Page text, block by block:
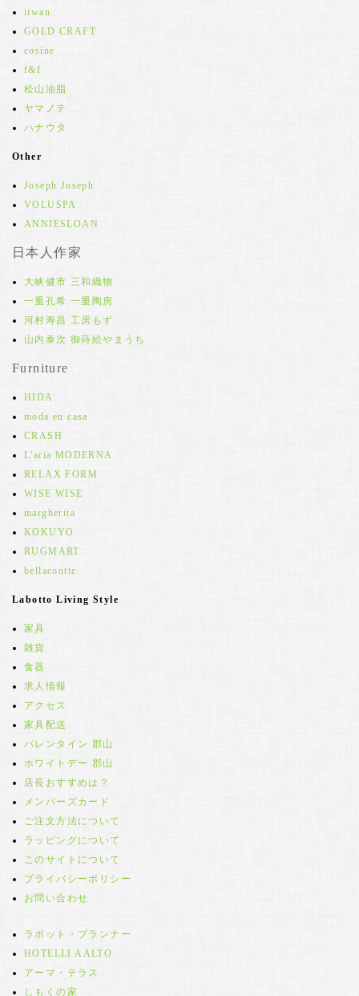
iiwan
GOLD CRAFT
cosine
f&f
松山油脂
ヤマノテ
ハナウタ
Other
Joseph Joseph
VOLUSPA
ANNIESLOAN
日本人作家
大峡健市 三和織物
一重孔希 一重陶房
河村寿昌 工房もず
山内泰次 御蒔絵やまうち
Furniture
HIDA
moda en casa
CRASH
L'aria MODERNA
RELAX FORM
WISE WISE
margherita
KOKUYO
RUGMART
bellacontte
Labotto Living Style
家具
雑貨
食器
求人情報
アクセス
家具配送
バレンタイン 郡山
ホワイトデー 郡山
店長おすすめは？
メンバーズカード
ご注文方法について
ラッピングについて
このサイトについて
プライバシーポリシー
お問い合わせ
ラボット・プランナー
HOTELLI AALTO
アーマ・テラス
しもくの家